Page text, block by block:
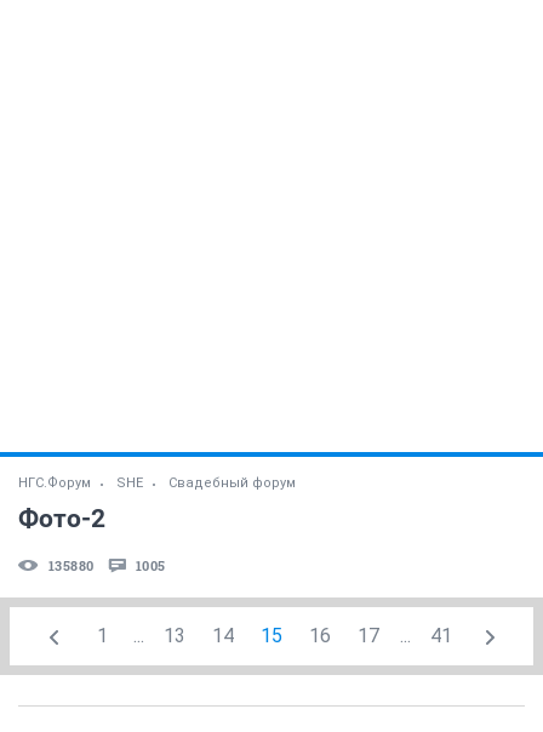
НГС.Форум SHE Свадебный форум
Фото-2
135880 1005
1 ... 13 14 15 16 17 ... 41